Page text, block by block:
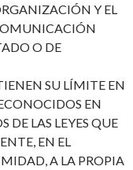
Y EL
O DE
SU LÍMITE EN
EN
DE LAS LEYES QUE
EN EL
A LA PROPIA